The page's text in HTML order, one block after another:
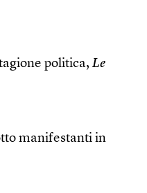
politica, Le
manifestanti in